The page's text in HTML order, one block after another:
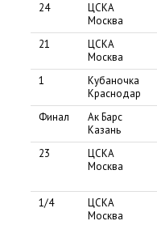
24
ЦСКА
Москва
21
ЦСКА
Москва
1
Кубаночка
Краснодар
Финал
Ак Барс
Казань
23
ЦСКА
Москва
1/4
ЦСКА
Москва